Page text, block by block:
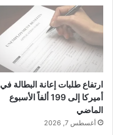
ارتفاع طلبات إعانة البطالة في
أميركا إلى 199 ألفاً الأسبوع
الماضي
أغسطس 7, 2026